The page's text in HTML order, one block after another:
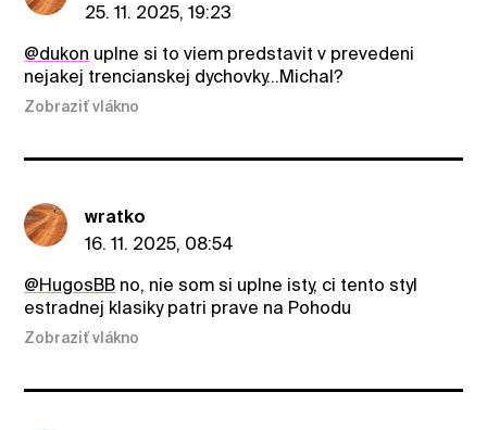
25. 11. 2025, 19:23
@dukon uplne si to viem predstavit v prevedeni
nejakej trencianskej dychovky...Michal?
Zobraziť vlákno
wratko
16. 11. 2025, 08:54
@HugosBB no, nie som si uplne isty, ci tento styl
estradnej klasiky patri prave na Pohodu
Zobraziť vlákno